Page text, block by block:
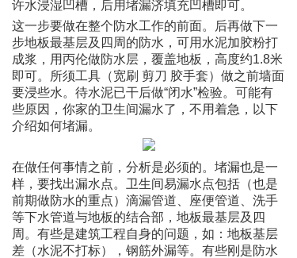
许水浸湿凹槽，后用堵漏济填充凹槽即可。
这一步要做在整个防水工作的前面。后再做下一
步地板最基层及四周的防水，可用水泥加胶粉打
成浆，用丙伦做防水层，覆盖地板，高度约1.8米
即可。所须工具（宽刷 剪刀 胶手套）做之前墙面
要浸些水。待水泥已干后做“闭水”检验。可能有
些原因，你家的卫生间漏水了，不用着急，以下
介绍如何堵漏。
在做任何事情之前，分析是必须的。堵漏也是一
样，要找出漏水点。卫生间易漏水点包括（也是
前期做防水的重点）滴漏管道、座便管道、洗手
等下水管道与地板的结合部，地板最基层及四
周。有些是建筑工程自身的问题，如：地板基层
差（水泥不打标），钢筋外漏等。有些刚是防水